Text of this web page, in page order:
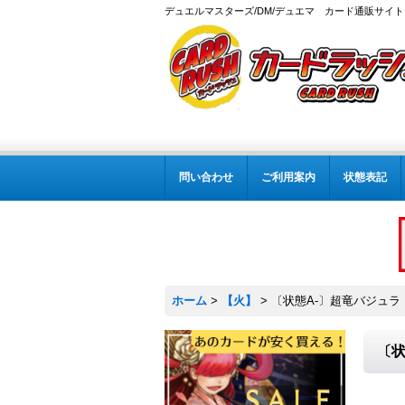
デュエルマスターズ/DM/デュエマ カード通販サイト
問い合わせ ご利用案内 状態表記
ホーム > 【火】 > 〔状態A-〕超竜バジュ
〔